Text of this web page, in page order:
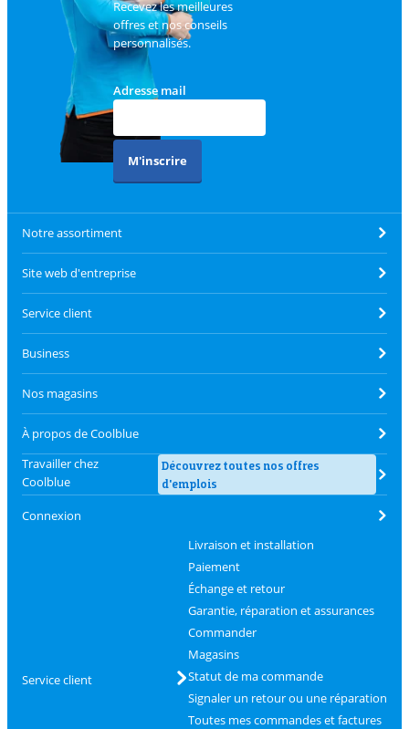
Recevez les meilleures
offres et nos conseils
personnalisés.
Adresse mail
M'inscrire
Notre assortiment
Site web d'entreprise
Service client
Business
Nos magasins
À propos de Coolblue
Travailler chez
Coolblue
Découvrez toutes nos offres
d'emplois
Connexion
Service client
Livraison et installation
Paiement
Échange et retour
Garantie, réparation et assurances
Commander
Magasins
Statut de ma commande
Signaler un retour ou une réparation
Toutes mes commandes et factures